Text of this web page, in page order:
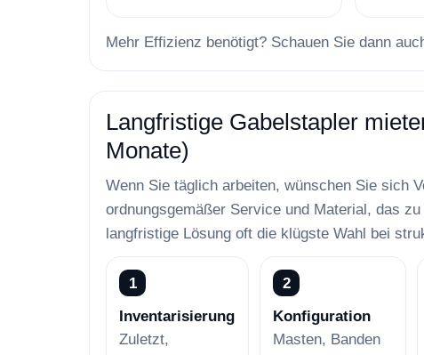
Mehr Effizienz benötigt? Schauen Sie dann
Langfristige Gabelstapler
Monate)
Wenn Sie täglich arbeiten, wünschen Sie sich
ordnungsgemäßer Service und Material, das
langfristige Lösung oft die klügste Wahl bei
1
Inventarisierung
Zuletzt,
2
Konfiguration
Masten, Banden